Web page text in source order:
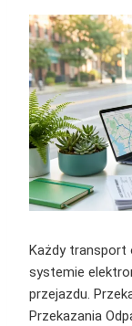
Każdy transport
systemie
przejazdu.
Przekazania